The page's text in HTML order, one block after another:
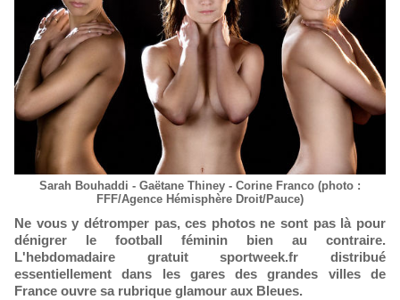
Sarah Bouhaddi - Gaëtane Thiney - Corine Franco (photo :
FFF/Agence Hémisphère Droit/Pauce)
Ne vous y détromper pas, ces photos ne sont pas là pour
dénigrer le football féminin bien au contraire.
L'hebdomadaire gratuit sportweek.fr distribué
essentiellement dans les gares des grandes villes de
France ouvre sa rubrique glamour aux Bleues.